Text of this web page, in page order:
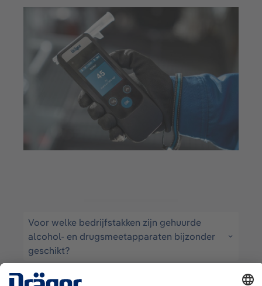
Voor welke bedrijfstakken zijn gehuurde
alcohol- en drugsmeetapparaten bijzonder
geschikt?
Wat zijn de wettelijke vereisten voor het